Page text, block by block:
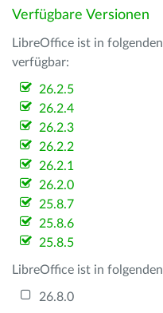
Verfügbare Versionen
LibreOffice ist in folgenden
verfügbar:
26.2.5
26.2.4
26.2.3
26.2.2
26.2.1
26.2.0
25.8.7
25.8.6
25.8.5
LibreOffice ist in folgenden
26.8.0